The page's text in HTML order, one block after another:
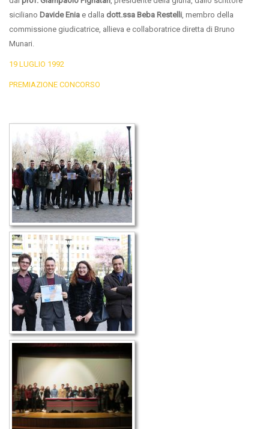
siciliano Davide Enia e dalla dott.ssa Beba Restelli, membro della
commissione giudicatrice, allieva e collaboratrice diretta di Bruno
Munari.
19 LUGLIO 1992
PREMIAZIONE CONCORSO